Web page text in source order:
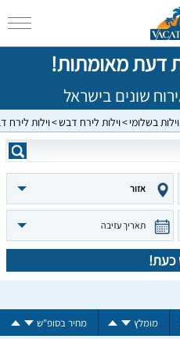
וילות בשלומי וילות לירח דבש וילות לירח
אזור
תאריך עזיבה
כעת!
מומלץ מחיר בסופ"ש